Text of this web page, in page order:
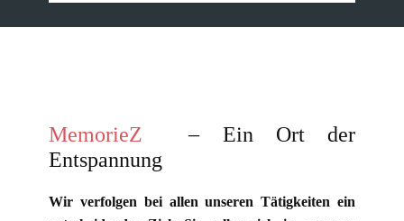
MemorieZ
– Ein Ort der
Entspannung
Wir verfolgen bei allen unseren Tätigkeiten ein